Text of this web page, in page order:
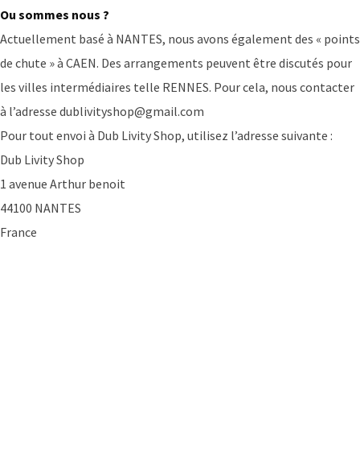
Ou sommes nous ?
Actuellement basé à NANTES, nous avons également des « points
de chute » à CAEN. Des arrangements peuvent être discutés pour
les villes intermédiaires telle RENNES. Pour cela, nous contacter
à l’adresse dublivityshop@gmail.com
Pour tout envoi à Dub Livity Shop, utilisez l’adresse suivante :
Dub Livity Shop
1 avenue Arthur benoit
44100 NANTES
France